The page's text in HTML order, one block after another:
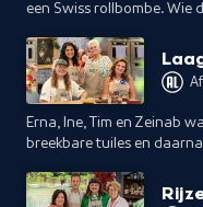
een Swiss rollbombe. Wie
Erna, Ine, Tim en Zeinab
breekbare tuiles en
de tent.